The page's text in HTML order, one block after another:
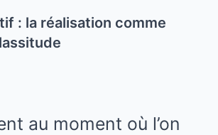
: la réalisation comme
au moment où l’on